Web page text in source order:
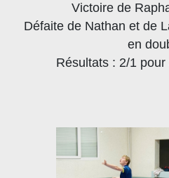
Victoire de
Défaite de Nathan et de
en
Résultats : 2/1